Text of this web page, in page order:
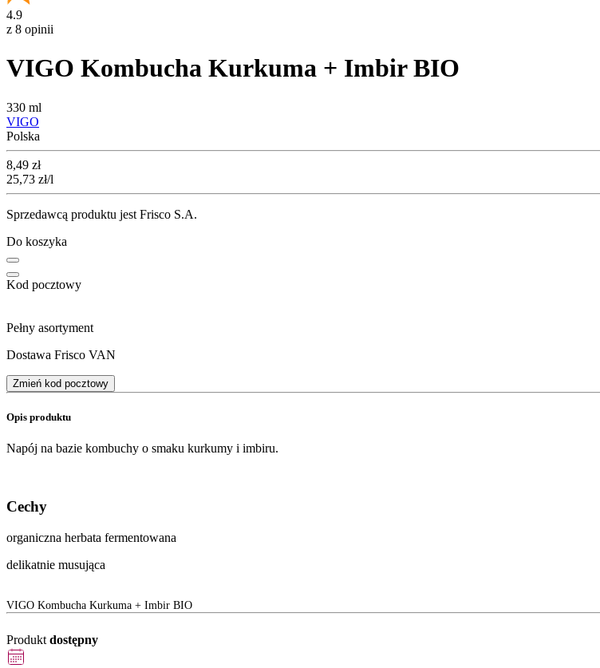
4.9
z 8 opinii
VIGO Kombucha Kurkuma + Imbir BIO
330 ml
VIGO
Polska
Cena
8,49 zł
25,73 zł/l
Sprzedawcą produktu jest Frisco S.A.
Do koszyka
Kod pocztowy
Pełny asortyment
Dostawa Frisco VAN
Zmień kod pocztowy
Opis produktu
Napój na bazie kombuchy o smaku kurkumy i imbiru.
Cechy
organiczna herbata fermentowana
delikatnie musująca
VIGO Kombucha Kurkuma + Imbir BIO
Produkt dostępny